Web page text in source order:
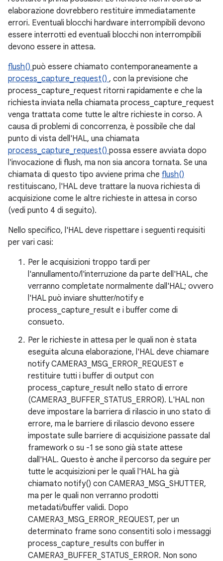
elaborazione dovrebbero restituire immediatamente
errori. Eventuali blocchi hardware interrompibili devono
essere interrotti ed eventuali blocchi non interrompibili
devono essere in attesa.
flush() può essere chiamato contemporaneamente a
process_capture_request() , con la previsione che
process_capture_request ritorni rapidamente e che la
richiesta inviata nella chiamata process_capture_request
venga trattata come tutte le altre richieste in corso. A
causa di problemi di concorrenza, è possibile che dal
punto di vista dell'HAL, una chiamata
process_capture_request() possa essere avviata dopo
l'invocazione di flush, ma non sia ancora tornata. Se una
chiamata di questo tipo avviene prima che flush()
restituiscano, l'HAL deve trattare la nuova richiesta di
acquisizione come le altre richieste in attesa in corso
(vedi punto 4 di seguito).
Nello specifico, l'HAL deve rispettare i seguenti requisiti
per vari casi:
Per le acquisizioni troppo tardi per
l'annullamento/l'interruzione da parte dell'HAL, che
verranno completate normalmente dall'HAL; ovvero
l'HAL può inviare shutter/notify e
process_capture_result e i buffer come di
consueto.
Per le richieste in attesa per le quali non è stata
eseguita alcuna elaborazione, l'HAL deve chiamare
notify CAMERA3_MSG_ERROR_REQUEST e
restituire tutti i buffer di output con
process_capture_result nello stato di errore
(CAMERA3_BUFFER_STATUS_ERROR). L'HAL non
deve impostare la barriera di rilascio in uno stato di
errore, ma le barriere di rilascio devono essere
impostate sulle barriere di acquisizione passate dal
framework o su -1 se sono già state attese
dall'HAL. Questo è anche il percorso da seguire per
tutte le acquisizioni per le quali l'HAL ha già
chiamato notify() con CAMERA3_MSG_SHUTTER,
ma per le quali non verranno prodotti
metadati/buffer validi. Dopo
CAMERA3_MSG_ERROR_REQUEST, per un
determinato frame sono consentiti solo i messaggi
process_capture_results con buffer in
CAMERA3_BUFFER_STATUS_ERROR. Non sono